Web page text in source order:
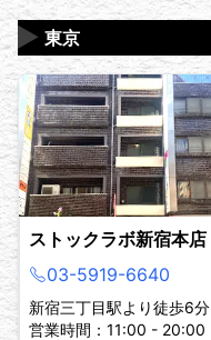
東京
▶
ストックラボ新宿本店
03-5919-6640
新宿三丁目駅より徒歩6分
営業時間：11:00 - 20:00